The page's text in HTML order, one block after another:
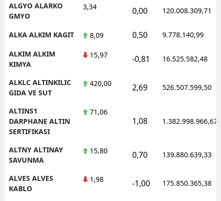
ALGYO ALARKO
GMYO
3,34 0,00 120.008.309,71
ALKA ALKIM KAGIT 8,09 0,50 9.778.140,99
ALKIM ALKIM
KIMYA
15,97 -0,81 16.525.582,48
ALKLC ALTINKILIC
GIDA VE SUT
420,00 2,69 526.507.599,50
ALTINS1
DARPHANE ALTIN
SERTIFIKASI
71,06
1,08 1.382.998.966,67
ALTNY ALTINAY
SAVUNMA
15,80 0,70 139.880.639,33
ALVES ALVES
KABLO
1,98 -1,00 175.850.365,38